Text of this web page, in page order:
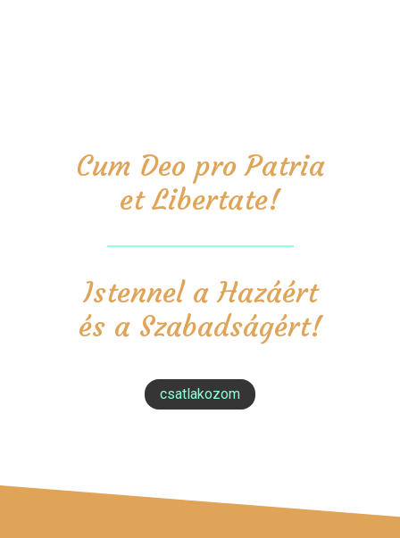
Cum Deo pro Patria
et Libertate!
Istennel a Hazáért
és a Szabadságért!
csatlakozom